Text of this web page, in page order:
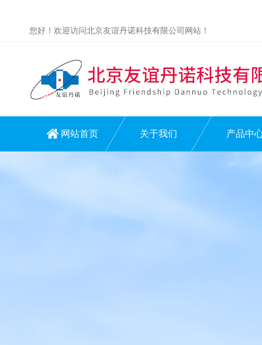
您好！欢迎访问北京友谊丹诺科技有限公司网站！
网站首页 关于我们 产品中